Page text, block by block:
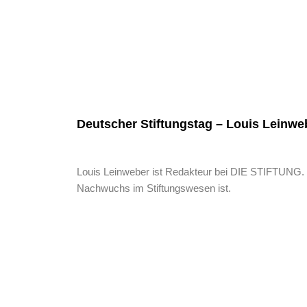
Deutscher Stiftungstag – Louis
Louis Leinweber ist Redakteur bei DIE
Nachwuchs im Stiftungswesen ist.